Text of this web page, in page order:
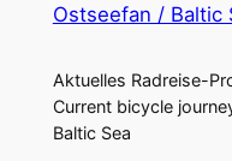
Ostseefan / Baltic
Aktuelles Radreise-
Current bicycle
Baltic Sea